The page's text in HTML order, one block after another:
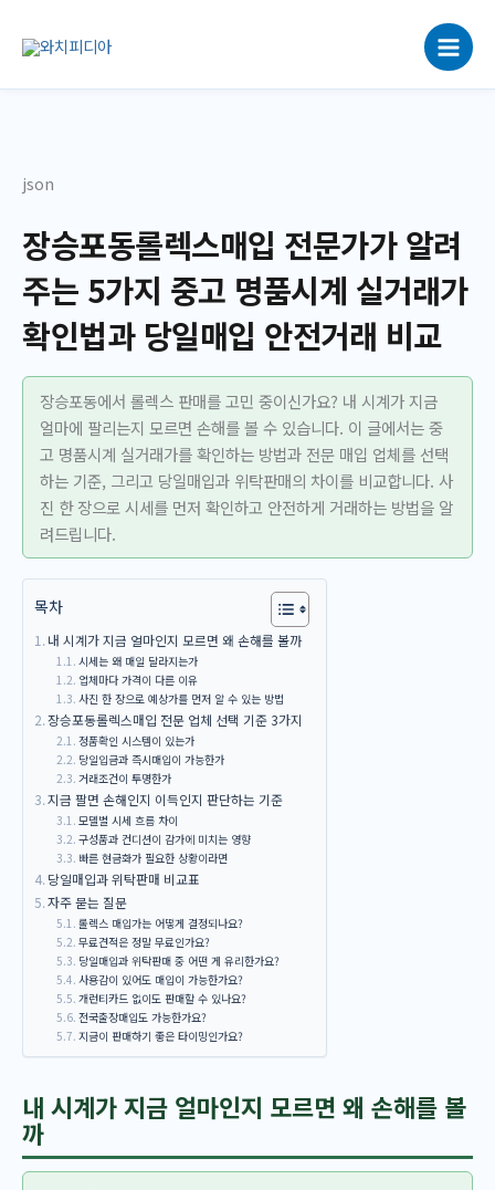
로
json
장승포동롤렉스매입 전문가가 알려
주는 5가지 중고 명품시계 실거래가
확인법과 당일매입 안전거래 비교
장승포동에서 롤렉스 판매를 고민 중이신가요? 내 시계가 지금
얼마에 팔리는지 모르면 손해를 볼 수 있습니다. 이 글에서는 중
고 명품시계 실거래가를 확인하는 방법과 전문 매입 업체를 선택
하는 기준, 그리고 당일매입과 위탁판매의 차이를 비교합니다. 사
진 한 장으로 시세를 먼저 확인하고 안전하게 거래하는 방법을 알
려드립니다.
목차
내 시계가 지금 얼마인지 모르면 왜 손해를 볼까
시세는 왜 매일 달라지는가
업체마다 가격이 다른 이유
사진 한 장으로 예상가를 먼저 알 수 있는 방법
장승포동롤렉스매입 전문 업체 선택 기준 3가지
정품확인 시스템이 있는가
당일입금과 즉시매입이 가능한가
거래조건이 투명한가
지금 팔면 손해인지 이득인지 판단하는 기준
모델별 시세 흐름 차이
구성품과 컨디션이 감가에 미치는 영향
빠른 현금화가 필요한 상황이라면
당일매입과 위탁판매 비교표
자주 묻는 질문
롤렉스 매입가는 어떻게 결정되나요?
무료견적은 정말 무료인가요?
당일매입과 위탁판매 중 어떤 게 유리한가요?
사용감이 있어도 매입이 가능한가요?
개런티카드 없이도 판매할 수 있나요?
전국출장매입도 가능한가요?
지금이 판매하기 좋은 타이밍인가요?
내 시계가 지금 얼마인지 모르면 왜 손해를 볼
까